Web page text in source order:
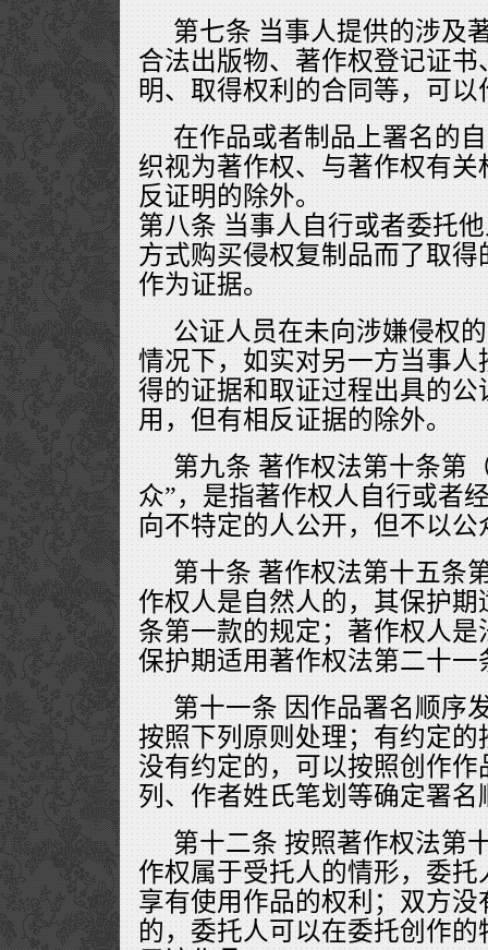
第七条 当事人提供的涉及
合法出版物、著作权登记证
明、取得权利的合同等，可以
在作品或者制品上署名的
织视为著作权、与著作权有
反证明的除外。
第八条 当事人自行或者委托
方式购买侵权复制品而了取
作为证据。
公证人员在未向涉嫌侵权
情况下，如实对另一方当事
得的证据和取证过程出具的
用，但有相反证据的除外。
第九条 著作权法第十条第
众”，是指著作权人自行或者
向不特定的人公开，但不以
第十条 著作权法第十五条
作权人是自然人的，其保护
条第一款的规定；著作权人
保护期适用著作权法第二十一
第十一条 因作品署名顺序
按照下列原则处理；有约定
没有约定的，可以按照创作
列、作者姓氏笔划等确定署名
第十二条 按照著作权法第
作权属于受托人的情形，委
享有使用作品的权利；双方
的，委托人可以在委托创作